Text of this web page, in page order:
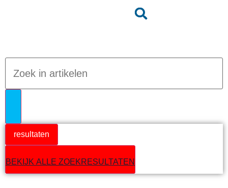
resultaten
BEKIJK ALLE ZOEKRESULTATEN